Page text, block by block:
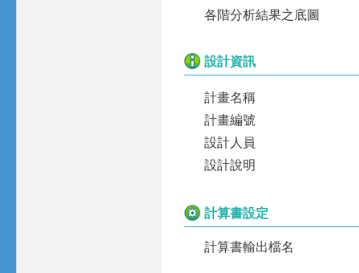
各階分析結果之底圖
設計資訊
計畫名稱
計畫編號
設計人員
設計說明
計算書設定
計算書輸出檔名